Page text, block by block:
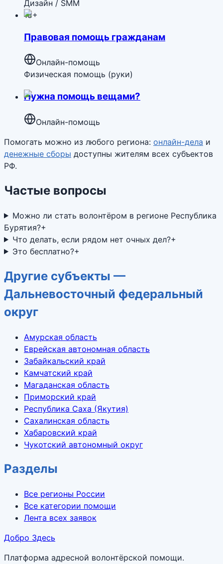
Дизайн / SMM
18+
Правовая помощь гражданам
Онлайн-помощь
Физическая помощь (руки)
Нужна помощь вещами?
Онлайн-помощь
Помогать можно из любого региона: онлайн-дела и
денежные сборы доступны жителям всех субъектов
РФ.
Частые вопросы
Можно ли стать волонтёром в регионе Республика
Бурятия?+
Что делать, если рядом нет очных дел?+
Это бесплатно?+
Другие субъекты —
Дальневосточный федеральный
округ
Амурская область
Еврейская автономная область
Забайкальский край
Камчатский край
Магаданская область
Приморский край
Республика Саха (Якутия)
Сахалинская область
Хабаровский край
Чукотский автономный округ
Разделы
Все регионы России
Все категории помощи
Лента всех заявок
Добро Здесь
Платформа адресной волонтёрской помощи.